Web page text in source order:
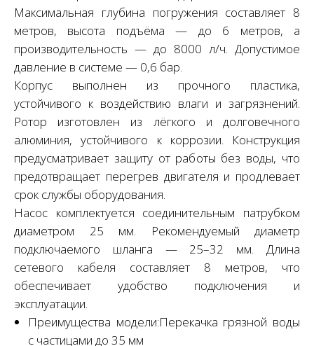
Максимальная глубина погружения составляет 8
метров, высота подъёма — до 6 метров, а
производительность — до 8000 л/ч. Допустимое
давление в системе — 0,6 бар.
Корпус выполнен из прочного пластика,
устойчивого к воздействию влаги и загрязнений.
Ротор изготовлен из лёгкого и долговечного
алюминия, устойчивого к коррозии. Конструкция
предусматривает защиту от работы без воды, что
предотвращает перегрев двигателя и продлевает
срок службы оборудования.
Насос комплектуется соединительным патрубком
диаметром 25 мм. Рекомендуемый диаметр
подключаемого шланга — 25–32 мм. Длина
сетевого кабеля составляет 8 метров, что
обеспечивает удобство подключения и
эксплуатации.
Преимущества модели:Перекачка грязной воды
с частицами до 35 мм